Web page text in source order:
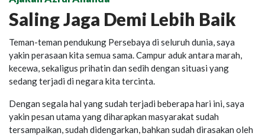
Saling Jaga Demi Lebih Baik
Teman-teman pendukung Persebaya di seluruh dunia, saya
yakin perasaan kita semua sama. Campur aduk antara marah,
kecewa, sekaligus prihatin dan sedih dengan situasi yang
sedang terjadi di negara kita tercinta.
Dengan segala hal yang sudah terjadi beberapa hari ini, saya
yakin pesan utama yang diharapkan masyarakat sudah
tersampaikan, sudah didengarkan, bahkan sudah dirasakan oleh